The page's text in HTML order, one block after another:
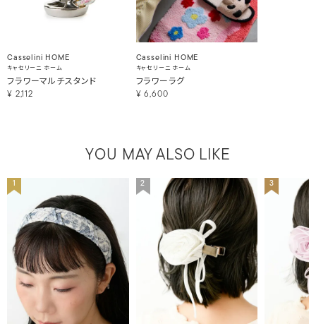
Casselini HOME
キャセリーニ ホーム
フラワーマルチスタンド
¥ 2,112
Casselini HOME
キャセリーニ ホーム
フラワーラグ
¥ 6,600
YOU MAY ALSO LIKE
1 2 3